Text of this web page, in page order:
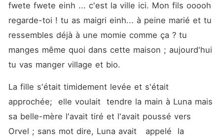
fwete fwete einh ... c'est la ville ici. Mon fils ooooh
regarde-toi ! tu as maigri einh... à peine marié et tu
ressembles déjà à une momie comme ça ? tu
manges même quoi dans cette maison ; aujourd'hui
tu vas manger village et bio.
La fille s'était timidement levée et s'était
approchée;  elle voulait  tendre la main à Luna mais
sa belle-mère l'avait tiré et l'avait poussé vers
Orvel ; sans mot dire, Luna avait   appelé  la